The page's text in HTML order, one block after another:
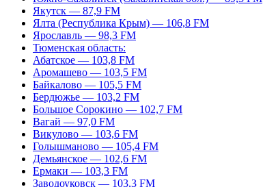
Якутск — 87,9 FM
Ялта (Республика Крым) — 106,8 FM
Ярославль — 98,3 FM
Тюменская область:
Абатское — 103,8 FM
Аромашево — 103,5 FM
Байкалово — 105,5 FM
Бердюжье — 103,2 FM
Большое Сорокино — 102,7 FM
Вагай — 97,0 FM
Викулово — 103,6 FM
Голышманово — 105,4 FM
Демьянское — 102,6 FM
Ермаки — 103,3 FM
Заводоуковск — 103,3 FM